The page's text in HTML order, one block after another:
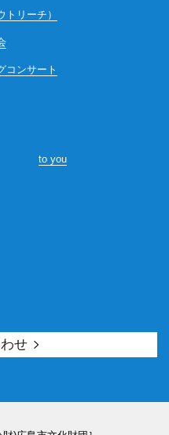
リーチ）
コンサート
to you
せ